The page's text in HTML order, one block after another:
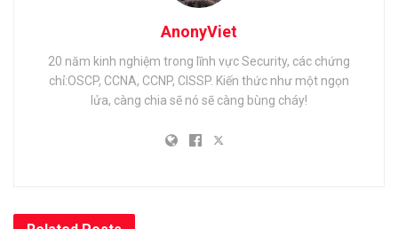
AnonyViet
20 năm kinh nghiệm trong lĩnh vực Security, các chứng
chỉ:OSCP, CCNA, CCNP, CISSP. Kiến thức như một ngọn
lửa, càng chia sẽ nó sẽ càng bùng cháy!